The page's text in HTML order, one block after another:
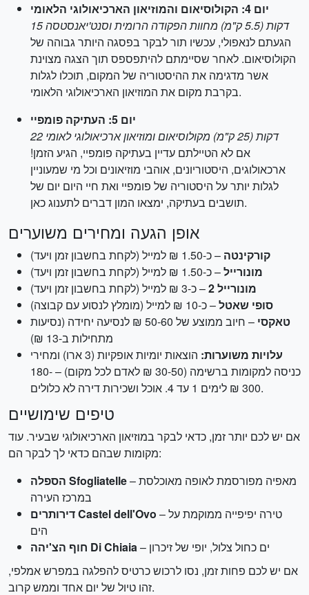
יום 4: הקולוסיאום והמוזיאון הארכיאולוגי הלאומי
15 דקות (5.5 ק"מ) מחוות הפקודה הרומית וסנט'יאנסטסה
הגעתם לנאפולי, עכשיו תור לבקר בפסגה היותר גבוהה של
הקולוסיאום. לאחר שסיימתם להיתפספס תוך הצגה מצוינת
אשר מדגימה את ההיסטוריה של המקום, תוכלו לגלות
בקרבת מקום את המוזיאון הארכיאולוגי הלאומי.
יום 5: העתיקה פומפיי
22 דקות (25 ק"מ) מקולוסיאום ומוזיאון ארכיאולוגי לאומי
אם לא הטיילתם עדיין בעתיקה פומפיי, הגיע הזמן!
ארכאולוגים, היסטוריונים, אוהבי מוזיאונים וכל מי שמעוניין
לגלות יותר על היסטוריה של פומפיי ואת חיי היום יום של
תושבים בעתיקה, ימצאו המון דברים לתענוג כאן.
אופן הגעה ומחירים משוערים
קורקינטה – כ-1.50 ₪ למייל (לקחת בחשבון זמן ויעד)
מונורייל– כ-1.50 ₪ למייל (לקחת בחשבון זמן ויעד)
מונורייל 2
– כ-3 ₪ למייל (לקחת בחשבון זמן ויעד)
סופי שאטל– כ-10 ₪ למייל (מומלץ לנסוע עם קבוצה)
טאקסי
– חיוב ממוצע של 50-60 ₪ לנסיעה יחידה (נסיעות
מתחילות ב-13 ₪)
עלויות משוערות:
הוצאות יומיות אופקיות (3 ארו) ומחירי
כניסה למקומות ברשימה (30-50 ₪ לאדם לכל מקום) – 180-
300 ₪ לימים 1 עד 4. אוכל ושכירות דירה לא כלולים.
טיפים שימושיים
אם יש לכם יותר זמן, כדאי לבקר במוזיאון הארכיאולוגי שבעיר. עוד
מקומות שבהם כדאי לך לבקר הם:
הספלה Sfogliatelle– מאפיה מפורסמת לאופה מאוכלסת
במרכז העירה
דירותרים Castel dell'Ovo – טירה יפיפייה ממוקמת על
הים
חוף הצ'יהה Di Chiaia
– ים כחול צלול, יופי של זיכרון
אם יש לכם פחות זמן, נסו לרכוש כרטיס להפלגה במפרש אמלפי,
זהו טיול של יום אחד וממש קרוב.